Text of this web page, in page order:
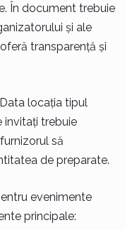
În document trebuie
și ale
transparență și
locația tipul
invitați trebuie
să
de preparate.
evenimente
principale: